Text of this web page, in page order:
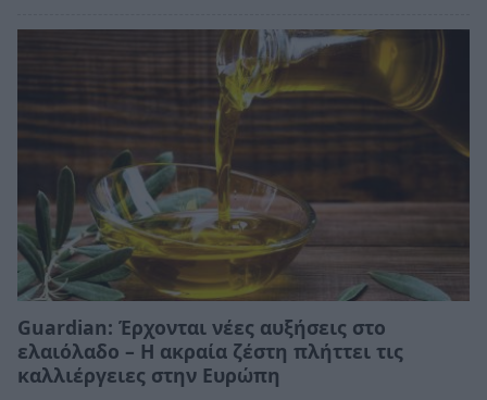
Guardian: Έρχονται νέες αυξήσεις στο
ελαιόλαδο – Η ακραία ζέστη πλήττει τις
καλλιέργειες στην Ευρώπη